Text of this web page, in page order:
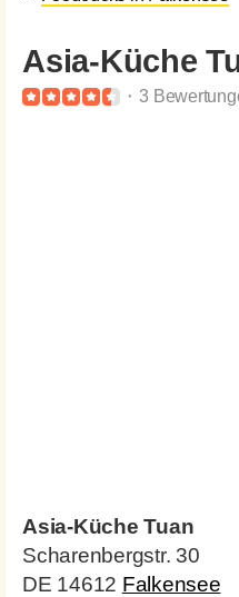
Asia-Küche
⬝ 3
Asia-Küche Tuan
Scharenbergstr. 30
DE 14612 Falkensee